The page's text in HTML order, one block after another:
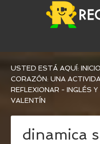
USTED ESTÁ AQUÍ:INICIO
CORAZÓN: UNA
REFLEXIONAR - INGLÉS
VALENTÍN
dinamica